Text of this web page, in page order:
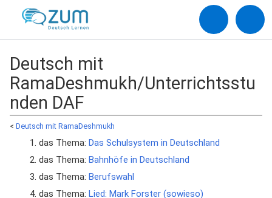
Deutsch mit
RamaDeshmukh/Unterrichtsstu
nden DAF
< Deutsch mit RamaDeshmukh
das Thema: Das Schulsystem in Deutschland
das Thema: Bahnhöfe in Deutschland
das Thema: Berufswahl
das Thema: Lied: Mark Forster (sowieso)